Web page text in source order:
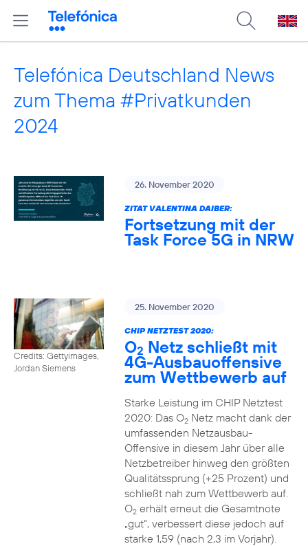
Telefónica Deutschland News
zum Thema #Privatkunden
2024
26. November 2020
ZITAT VALENTINA DAIBER:
Fortsetzung mit der
Task Force 5G in NRW
Credits: Gettyimages,
Jordan Siemens
25. November 2020
CHIP NETZTEST 2020:
O2 Netz schließt mit
4G-Ausbauoffensive
zum Wettbewerb auf
Starke Leistung im CHIP Netztest
2020: Das O2Netz macht dank der
umfassenden Netzausbau-
Offensive in diesem Jahr über alle
Netzbetreiber hinweg den größten
Qualitätssprung (+25 Prozent) und
schließt nah zum Wettbewerb auf.
O2erhält erneut die Gesamtnote
„gut“, verbessert diese jedoch auf
starke 1,59 (nach 2,3 im Vorjahr).